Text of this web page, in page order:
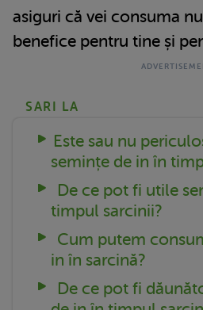
asiguri că vei consuma
benefice pentru tine și
SARI LA
Este sau nu
semințe de in în
De ce pot fi utile
timpul sarcinii?
Cum putem
in în sarcină?
De ce pot fi